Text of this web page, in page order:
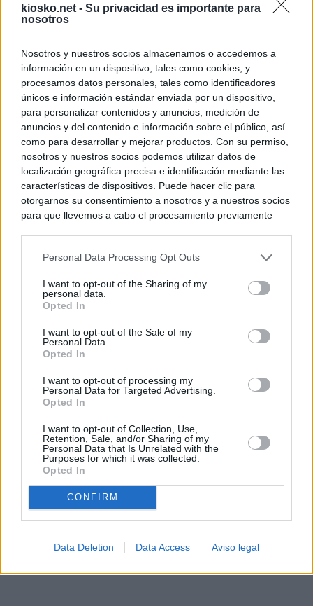
kiosko.net - Su privacidad es importante para
nosotros
Nosotros y nuestros socios almacenamos o accedemos a
información en un dispositivo, tales como cookies, y
procesamos datos personales, tales como identificadores
únicos e información estándar enviada por un dispositivo,
para personalizar contenidos y anuncios, medición de
anuncios y del contenido e información sobre el público, así
como para desarrollar y mejorar productos. Con su permiso,
nosotros y nuestros socios podemos utilizar datos de
localización geográfica precisa e identificación mediante las
características de dispositivos. Puede hacer clic para
otorgarnos su consentimiento a nosotros y a nuestros socios
para que llevemos a cabo el procesamiento previamente
negar su consentimiento. Tenga en cuenta que algún
de su consentimiento, pero usted tiene el derecho de
rechazar tal procesamiento. Sus preferencias se aplicarán
cualquier momento entrando de nuevo en este sitio web o
visitando nuestra política de privacidad.
Personal Data Processing Opt Outs
I want to opt-out of the Sharing of my
personal data.
Opted In
I want to opt-out of the Sale of my
Personal Data.
Opted In
I want to opt-out of processing my
Personal Data for Targeted Advertising.
Opted In
I want to opt-out of Collection, Use,
Retention, Sale, and/or Sharing of my
Personal Data that Is Unrelated with the
Purposes for which it was collected.
Opted In
CONFIRM
Data Deletion Data Access Aviso legal